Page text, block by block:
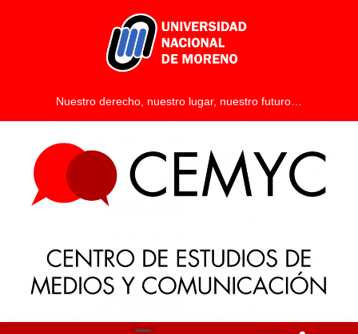
Nuestro derecho, nuestro lugar, nuestro futuro…